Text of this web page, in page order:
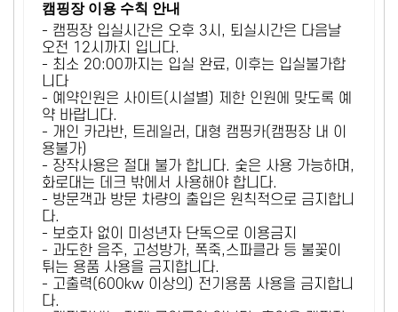
캠핑장 이용 수칙 안내
- 캠핑장 입실시간은 오후 3시, 퇴실시간은 다음날
오전 12시까지 입니다.
- 최소 20:00까지는 입실 완료, 이후는 입실불가합
니다
- 예약인원은 사이트(시설별) 제한 인원에 맞도록 예
약 바랍니다.
- 개인 카라반, 트레일러, 대형 캠핑카(캠핑장 내 이
용불가)
- 장작사용은 절대 불가 합니다. 숯은 사용 가능하며,
화로대는 데크 밖에서 사용해야 합니다.
- 방문객과 방문 차량의 출입은 원칙적으로 금지합니
다.
- 보호자 없이 미성년자 단독으로 이용금지
- 과도한 음주, 고성방가, 폭죽,스파클라 등 불꽃이
튀는 용품 사용을 금지합니다.
- 고출력(600kw 이상의) 전기용품 사용을 금지합니
다.